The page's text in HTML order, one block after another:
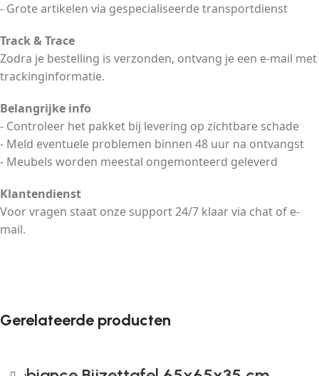
- Grote artikelen via gespecialiseerde transportdienst
Track & Trace
Zodra je bestelling is verzonden, ontvang je een e-mail met
trackinginformatie.
Belangrijke info
- Controleer het pakket bij levering op zichtbare schade
- Meld eventuele problemen binnen 48 uur na ontvangst
- Meubels worden meestal ongemonteerd geleverd
Klantendienst
Voor vragen staat onze support 24/7 klaar via chat of e-
mail.
Gerelateerde producten